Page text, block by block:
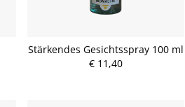
Stärkendes Gesichtsspray 100 ml
€ 11,40